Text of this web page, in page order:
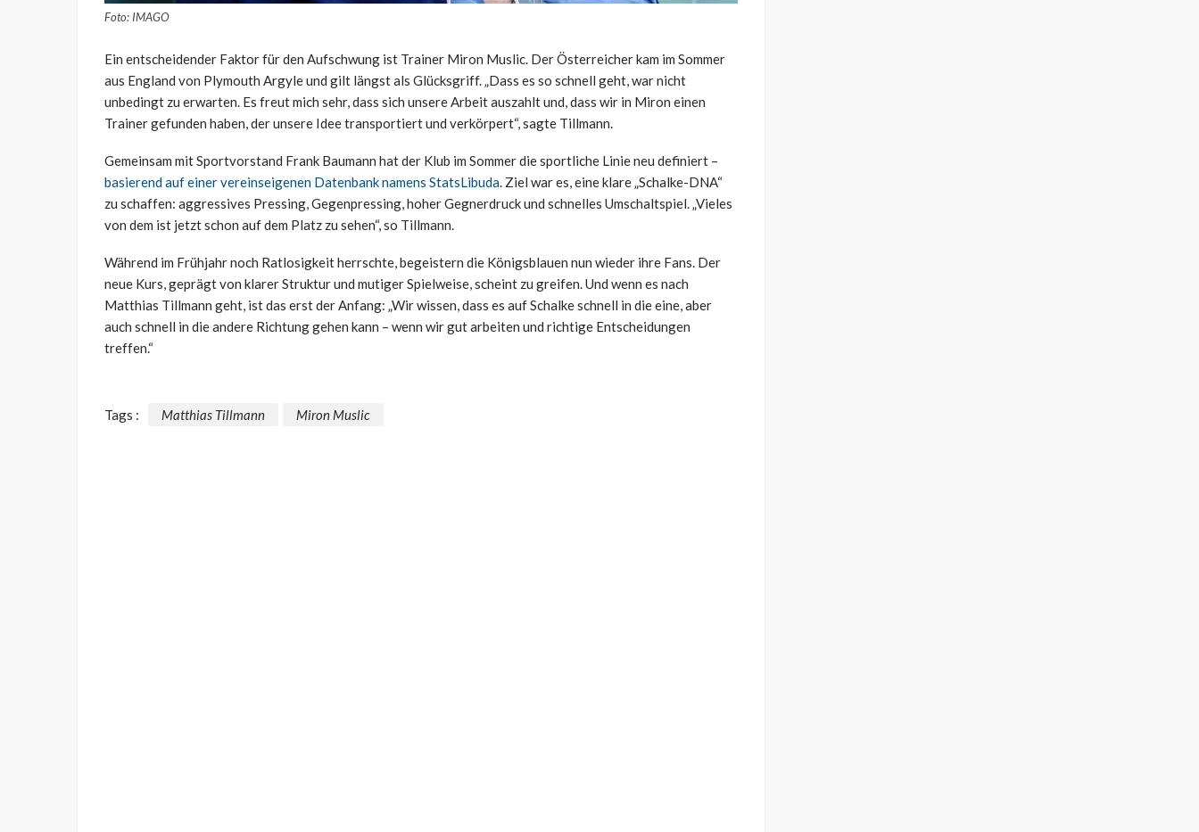
Foto: IMAGO
Ein entscheidender Faktor für den Aufschwung ist Trainer Miron Muslic. Der Österreicher kam im Sommer
aus England von Plymouth Argyle und gilt längst als Glücksgriff. „Dass es so schnell geht, war nicht
unbedingt zu erwarten. Es freut mich sehr, dass sich unsere Arbeit auszahlt und, dass wir in Miron einen
Trainer gefunden haben, der unsere Idee transportiert und verkörpert“, sagte Tillmann.
Gemeinsam mit Sportvorstand Frank Baumann hat der Klub im Sommer die sportliche Linie neu definiert –
basierend auf einer vereinseigenen Datenbank namens StatsLibuda. Ziel war es, eine klare „Schalke-DNA“
zu schaffen: aggressives Pressing, Gegenpressing, hoher Gegnerdruck und schnelles Umschaltspiel. „Vieles
von dem ist jetzt schon auf dem Platz zu sehen“, so Tillmann.
Während im Frühjahr noch Ratlosigkeit herrschte, begeistern die Königsblauen nun wieder ihre Fans. Der
neue Kurs, geprägt von klarer Struktur und mutiger Spielweise, scheint zu greifen. Und wenn es nach
Matthias Tillmann geht, ist das erst der Anfang: „Wir wissen, dass es auf Schalke schnell in die eine, aber
auch schnell in die andere Richtung gehen kann – wenn wir gut arbeiten und richtige Entscheidungen
treffen.“
Tags : Matthias Tillmann Miron Muslic